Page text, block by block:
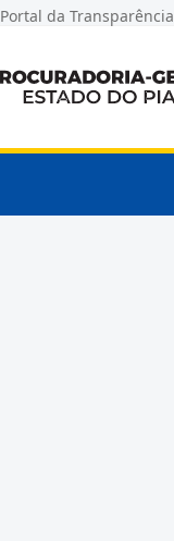
Portal da Transparência